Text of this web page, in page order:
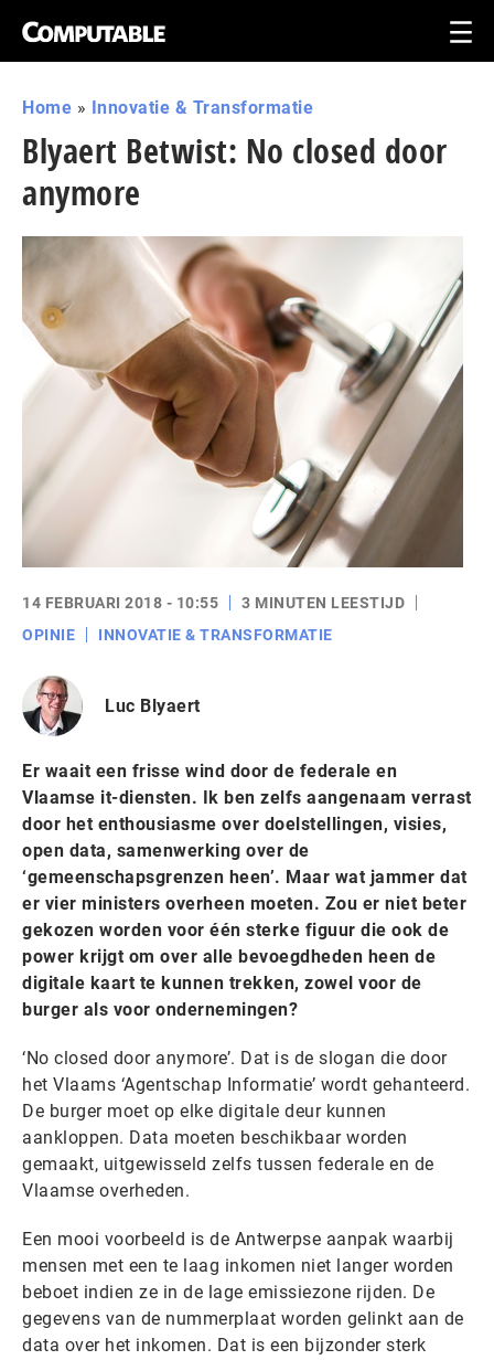
Home » Innovatie & Transformatie
Blyaert Betwist: No closed door
anymore
14 FEBRUARI 2018 - 10:55
3 MINUTEN LEESTIJD
OPINIE
INNOVATIE & TRANSFORMATIE
Luc Blyaert
Er waait een frisse wind door de federale en
Vlaamse it-diensten. Ik ben zelfs aangenaam verrast
door het enthousiasme over doelstellingen, visies,
open data, samenwerking over de
‘gemeenschapsgrenzen heen’. Maar wat jammer dat
er vier ministers overheen moeten. Zou er niet beter
gekozen worden voor één sterke figuur die ook de
power krijgt om over alle bevoegdheden heen de
digitale kaart te kunnen trekken, zowel voor de
burger als voor ondernemingen?
‘No closed door anymore’. Dat is de slogan die door
het Vlaams ‘Agentschap Informatie’ wordt gehanteerd.
De burger moet op elke digitale deur kunnen
aankloppen. Data moeten beschikbaar worden
gemaakt, uitgewisseld zelfs tussen federale en de
Vlaamse overheden.
Een mooi voorbeeld is de Antwerpse aanpak waarbij
mensen met een te laag inkomen niet langer worden
beboet indien ze in de lage emissiezone rijden. De
gegevens van de nummerplaat worden gelinkt aan de
data over het inkomen. Dat is een bijzonder sterk